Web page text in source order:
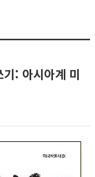
: 아시아계 미